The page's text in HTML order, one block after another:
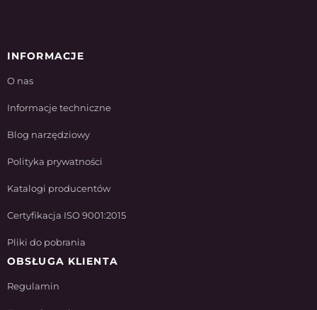
INFORMACJE
O nas
Informacje techniczne
Blog narzędziowy
Polityka prywatności
Katalogi producentów
Certyfikacja ISO 9001:2015
Pliki do pobrania
OBSŁUGA KLIENTA
Regulamin